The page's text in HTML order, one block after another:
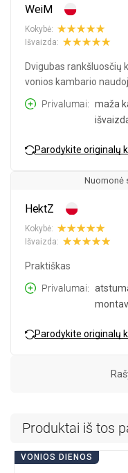
WeiM
Kokybė:
Išvaizda:
Dvigubas rankšluosčių
vonios kambario
Privalumai
maža
Parodykite originalų
Nuomonė
HektZ
Kokybė:
Išvaizda:
Praktiškas
Privalumai
Parodykite originalų
Produktai iš tos
VONIOS DIENOS